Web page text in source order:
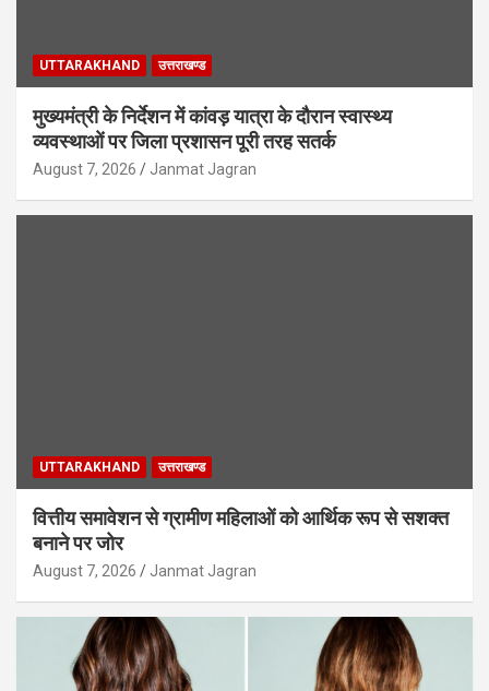
UTTARAKHAND उत्तराखण्ड
मुख्यमंत्री के निर्देशन में कांवड़ यात्रा के दौरान स्वास्थ्य
व्यवस्थाओं पर जिला प्रशासन पूरी तरह सतर्क
August 7, 2026 Janmat Jagran
UTTARAKHAND उत्तराखण्ड
वित्तीय समावेशन से ग्रामीण महिलाओं को आर्थिक रूप से सशक्त
बनाने पर जोर
August 7, 2026 Janmat Jagran